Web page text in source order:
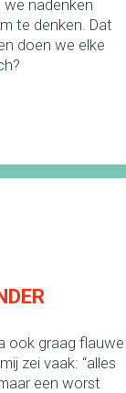
we nadenken
te denken. Dat
doen we elke
ook graag flauwe
zei vaak: “alles
een worst